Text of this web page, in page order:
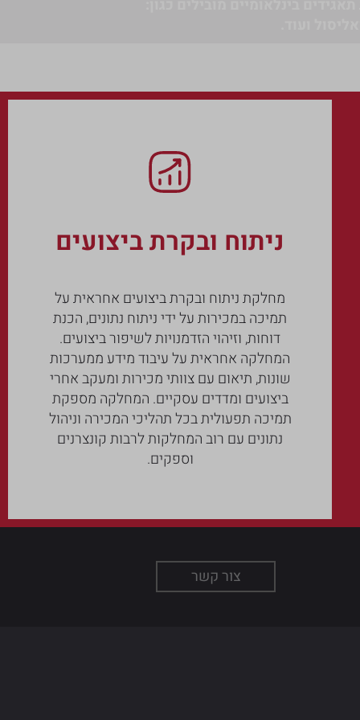
ניתוח ובקרת ביצועים
מחלקת ניתוח ובקרת ביצועים אחראית על
תמיכה במכירות על ידי ניתוח נתונים, הכנת
דוחות, וזיהוי הזדמנויות לשיפור ביצועים.
המחלקה אחראית על עיבוד מידע ממערכות
שונות, תיאום עם צוותי מכירות ומעקב אחרי
ביצועים ומדדים עסקיים. המחלקה מספקת
תמיכה תפעולית בכל תהליכי המכירה וניהול
נתונים עם רוב המחלקות לרבות קונצרנים
וספקים.
צור קשר